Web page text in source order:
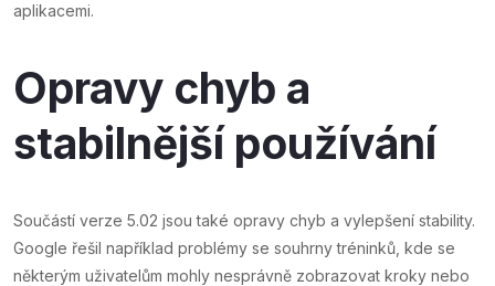
aplikacemi.
Opravy chyb a
stabilnější používání
Součástí verze 5.02 jsou také opravy chyb a vylepšení stability.
Google řešil například problémy se souhrny tréninků, kde se
některým uživatelům mohly nesprávně zobrazovat kroky nebo